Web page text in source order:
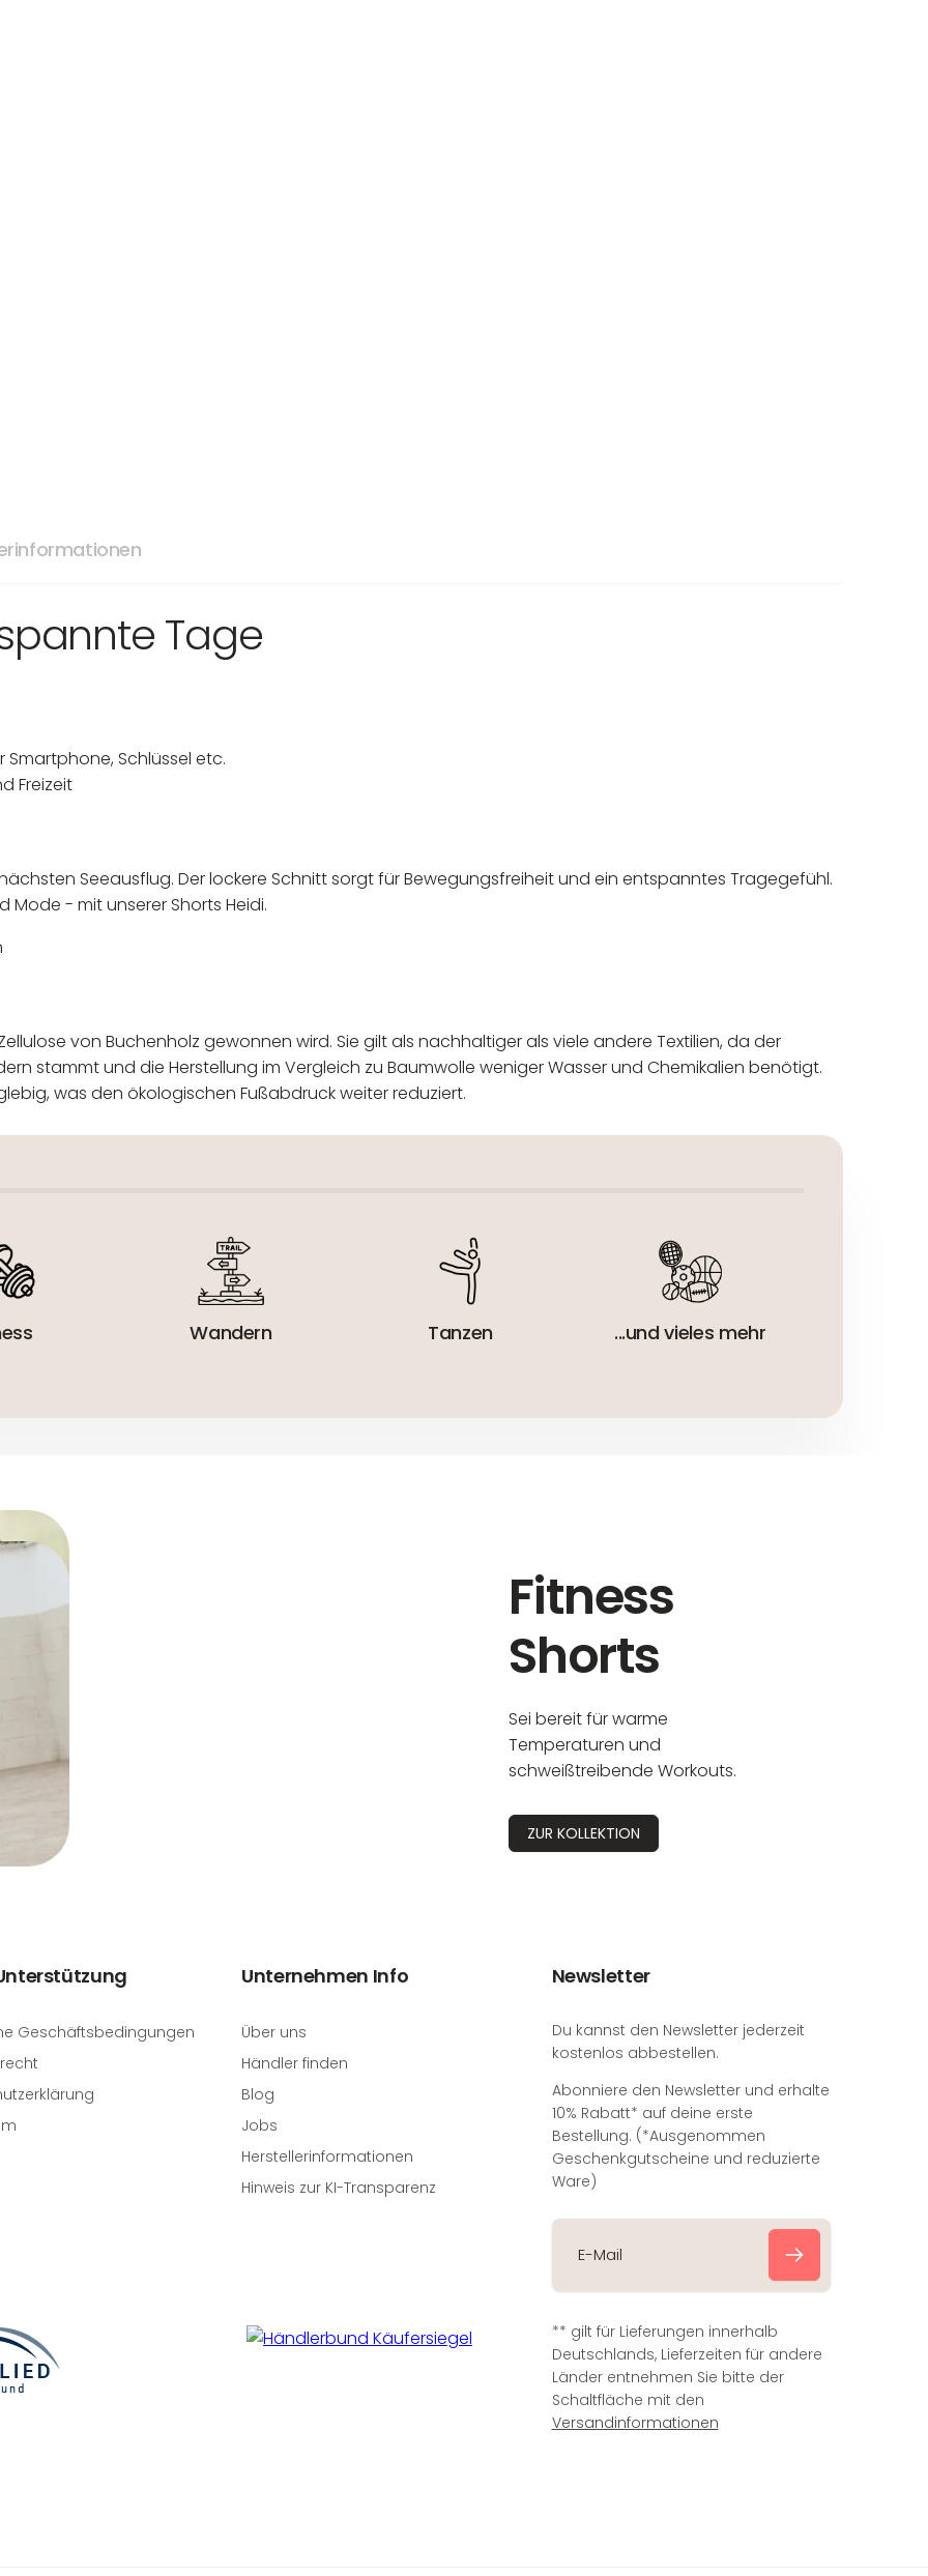
Tage
Schlüssel etc.
Freizeit
Seeausflug. Der lockere Schnitt sorgt für Bewegungsfreiheit und ein entspanntes Tragegefühl.
Mode - mit unserer Shorts Heidi.
von Buchenholz gewonnen wird. Sie gilt als nachhaltiger als viele andere Textilien, da der
stammt und die Herstellung im Vergleich zu Baumwolle weniger Wasser und Chemikalien benötigt.
was den ökologischen Fußabdruck weiter reduziert.
verantwortlicher Wirtschaftsakteur:
Wandern Tanzen ...und vieles mehr
Fitness
Shorts
Sei bereit für warme
Temperaturen und
schweißtreibende Workouts.
ZUR KOLLEKTION
Geschäftsbedingungen
Unternehmen Info
Über uns
Händler finden
Blog
Jobs
Herstellerinformationen
Hinweis zur KI-Transparenz
Newsletter
Du kannst den Newsletter jederzeit
kostenlos abbestellen.
Abonniere den Newsletter und erhalte
10% Rabatt* auf deine erste
Bestellung. (*Ausgenommen
Geschenkgutscheine und reduzierte
Ware)
E
M
a
i
l
** gilt für Lieferungen innerhalb
Deutschlands, Lieferzeiten für andere
Länder entnehmen Sie bitte der
Schaltfläche mit den
Versandinformationen